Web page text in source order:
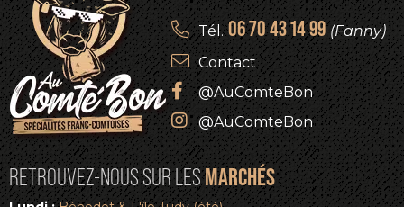
Tél. 06 70 43 14 99 (Fanny)
Contact
@AuComteBon
@AuComteBon
RETROUVEZ-NOUS SUR LESMARCHÉS